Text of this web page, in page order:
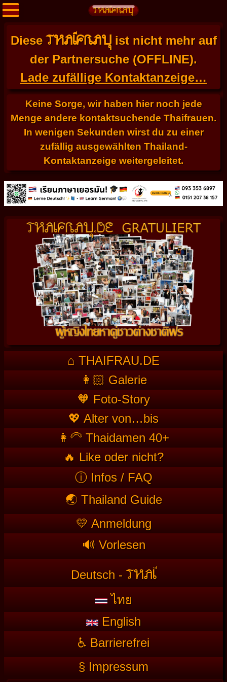
DieseTHAIFRAUist nicht mehr auf
der Partnersuche (OFFLINE).
Lade zufällige Kontaktanzeige…
Keine Sorge, wir haben hier noch jede
Menge andere kontaktsuchende Thaifrauen.
In wenigen Sekunden wirst du zu einer
zufällig ausgewählten Thailand-
Kontaktanzeige weitergeleitet.
⌂ THAIFRAU.DE
👩🏻 Galerie
🧡 Foto-Story
💖 Alter von…bis
👩‍🦳 Thaidamen 40+
🔥 Like oder nicht?
ⓘ Infos / FAQ
🌏 Thailand Guide
💛 Anmeldung
🔊 Vorlesen
Deutsch - THAI
ไทย
English
♿ Barrierefrei
§ Impressum